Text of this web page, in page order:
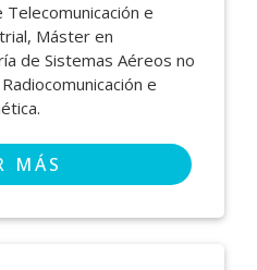
e
Máster en
de Sistemas Aéreos no
e
MÁS